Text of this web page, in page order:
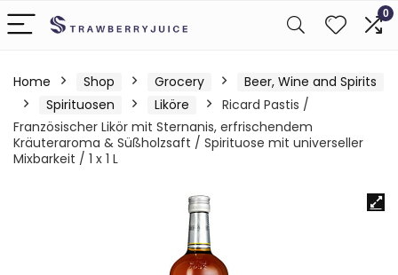
0
Home Shop Grocery
Beer, Wine and Spirits
Spirituosen
Liköre
Ricard Pastis /
Französischer Likör mit Sternanis, erfrischendem
Kräuteraroma & Süßholzsaft / Spirituose mit universeller
Mixbarkeit / 1 x 1 L